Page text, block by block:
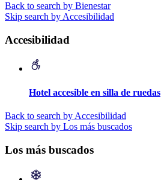
Back to search by Bienestar
Skip search by Accesibilidad
Accesibilidad
Hotel accesible en silla de ruedas
Back to search by Accesibilidad
Skip search by Los más buscados
Los más buscados